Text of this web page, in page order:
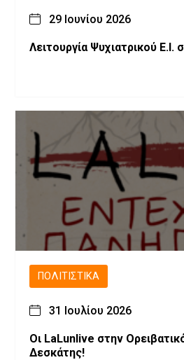
29 Ιουνίου 2026
Λειτουργία Ψυχιατρικού
ΠΟΛΙΤΙΣΤΙΚΆ
31 Ιουλίου 2026
Οι LaLunlive στην
Δεσκάτης!